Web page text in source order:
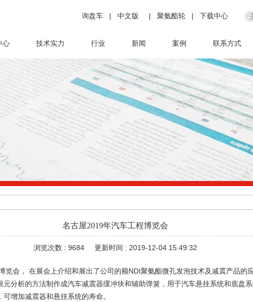
下载中心
|
聚氨酯轮
|
中文版
|
询盘车
心 技术实力 行业 新闻 案例 联系方式
名古屋2019年汽车工程博览会
浏览次数 : 9684 更新时间 : 2019-12-04 15:49:32
览会， 在展会上介绍和展出了公司的额NDI聚氨酯微孔发泡技术及减震产品的
分析的方法制作成汽车减震器缓冲块和辅助弹簧，用于汽车悬挂系统和底盘
增加减震器和悬挂系统的寿命。